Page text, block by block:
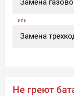
Более
газовых
Замена
Замена
Не греют